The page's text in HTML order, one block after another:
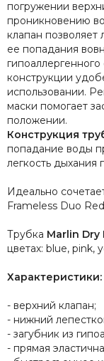
погружении
проникновению
клапан позволяет
ее попадания
конструкции
использовании.
маски помогает
положении.
Конструкция
попадание воды
легкость дыхания
Идеально
Frameless Duo Red
Трубка Marlin Dry
цветах: blue, pink,
Характеристики:
- верхний клапан;
- нижний
- загубник из
- прямая